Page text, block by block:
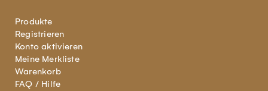
Produkte
Registrieren
Konto aktivieren
Meine Merkliste
Warenkorb
FAQ / Hilfe